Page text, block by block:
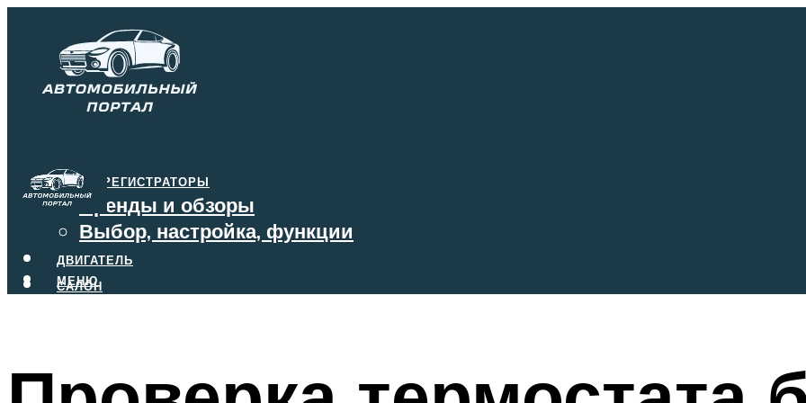
ВИДЕОРЕГИСТРАТОРЫ
Бренды и обзоры
Выбор, настройка, функции
ДВИГАТЕЛЬ
САЛОН
МЕНЮ
МЕНЮ